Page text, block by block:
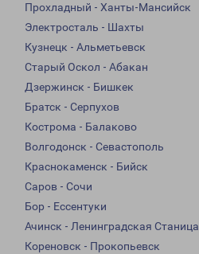
Прохладный - Ханты-Мансийск
Электросталь - Шахты
Кузнецк - Альметьевск
Старый Оскол - Абакан
Дзержинск - Бишкек
Братск - Серпухов
Кострома - Балаково
Волгодонск - Севастополь
Краснокаменск - Бийск
Саров - Сочи
Бор - Ессентуки
Ачинск - Ленинградская Станица
Кореновск - Прокопьевск